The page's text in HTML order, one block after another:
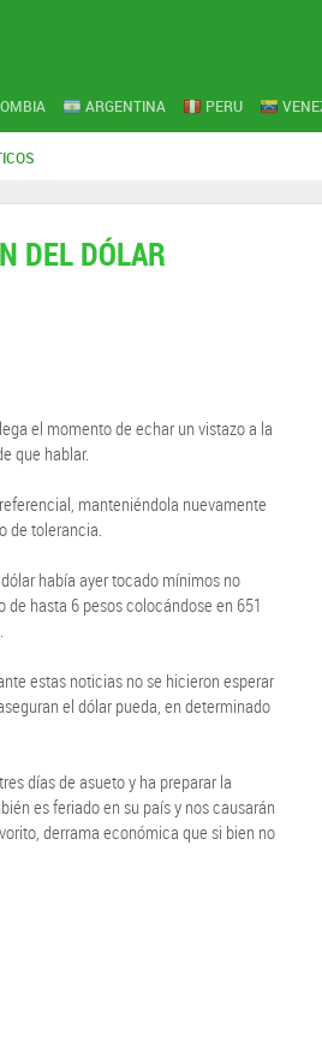
ARGENTINA PERU
DEL DÓLAR
el momento de echar un vistazo a la
que hablar.
manteniéndola nuevamente
de tolerancia.
había ayer tocado mínimos no
hasta 6 pesos colocándose en 651
estas noticias no se hicieron esperar
el dólar pueda, en determinado
días de asueto y ha preparar la
es feriado en su país y nos causarán
derrama económica que si bien no